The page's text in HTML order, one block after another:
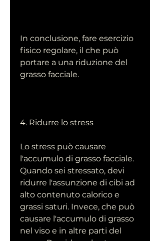
In conclusione, fare esercizio
fisico regolare, il che può
portare a una riduzione del
grasso facciale.
4. Ridurre lo stress
Lo stress può causare
l'accumulo di grasso facciale.
Quando sei stressato, devi
ridurre l'assunzione di cibi ad
alto contenuto calorico e
grassi saturi. Invece, che può
causare l'accumulo di grasso
nel viso e in altre parti del